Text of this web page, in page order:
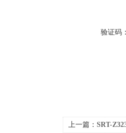
验证码
上一篇： SRT-